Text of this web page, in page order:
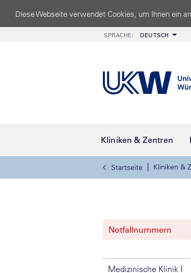
Diese Webseite verwendet Cookies, um Ihnen ein
SPRACHE: DEUTSCH
Kliniken & Zentren
Startseite Kliniken &
Notfallnummern
Medizinische Klinik I